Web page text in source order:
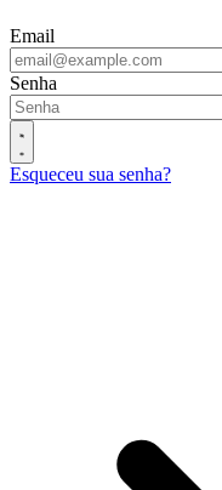
Email
Senha
Esqueceu sua senha?